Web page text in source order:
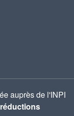
auprès de l'INPI